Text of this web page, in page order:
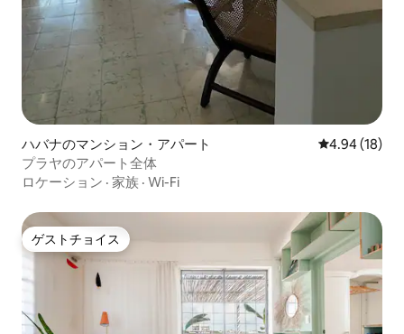
ハバナのマンション・アパート レビュー18
4.94 (18)
プラヤのアパート全体
ロケーション · 家族 · Wi-Fi
ゲストチョイス
ゲストチョイス